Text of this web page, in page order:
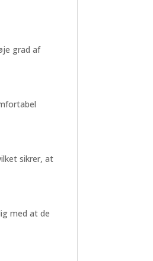
grad af
sikrer, at
med at de